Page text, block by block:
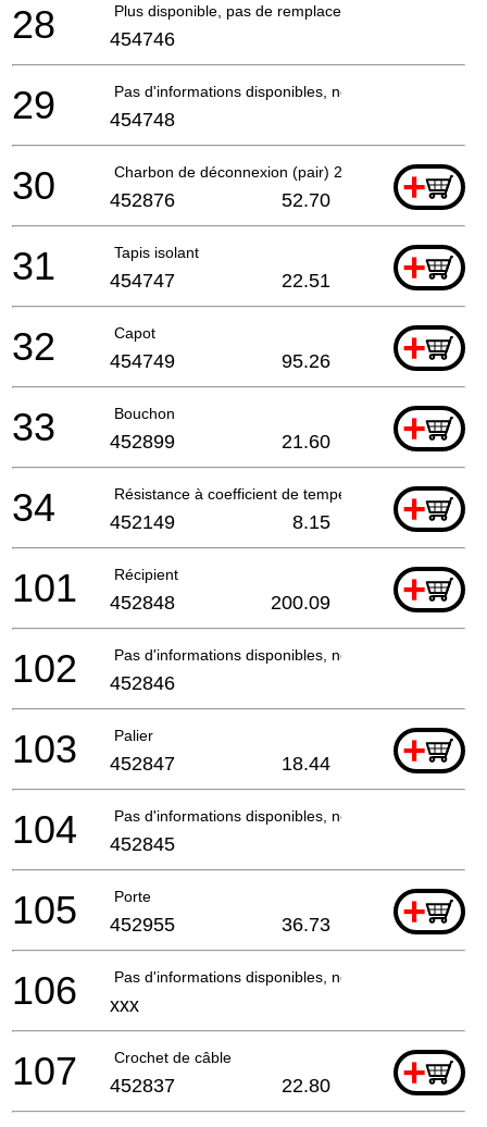
Plus disponible, pas de remplacement
28 454746
Pas d'informations disponibles, non commandable
29 454748
Charbon de déconnexion (pair) 230v +
30 452876 52.70
Tapis isolant +
31 454747 22.51
Capot +
32 454749 95.26
Bouchon +
33 452899 21.60
Résistance à coefficient de température positif
+
34 452149 8.15
Récipient +
101 452848 200.09
Pas d'informations disponibles, non commandable
102 452846
Palier +
103 452847 18.44
Pas d'informations disponibles, non commandable
104 452845
Porte +
105 452955 36.73
Pas d'informations disponibles, non commandable
106 xxx
Crochet de câble +
107 452837 22.80